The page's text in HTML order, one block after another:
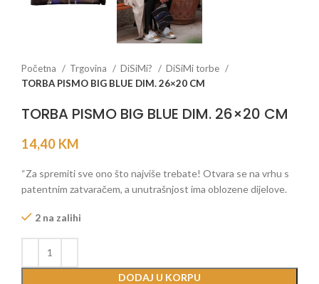
Početna Trgovina DiSiMi?
DiSiMi torbe
TORBA PISMO BIG BLUE DIM. 26×20 CM
TORBA PISMO BIG BLUE DIM. 26×20 CM
14,40 KM
“Za spremiti sve ono što najviše trebate! Otvara se na vrhu s
patentnim zatvaračem, a unutrašnjost ima oblozene dijelove.
2 na zalihi
DODAJ U KORPU